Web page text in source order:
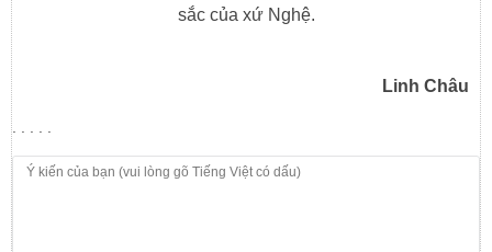
sắc của xứ Nghệ.
Linh Châu
. . . . .